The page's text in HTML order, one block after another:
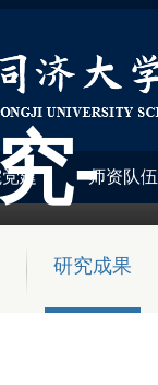
建 师资队伍
-
研究成果